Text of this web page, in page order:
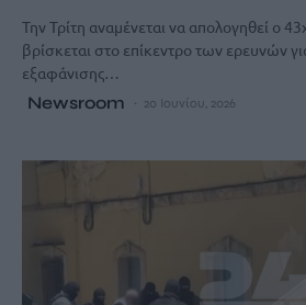
Την Τρίτη αναμένεται να απολογηθεί ο
βρίσκεται στο επίκεντρο των ερευνών
εξαφάνισης…
Newsroom 20 Ιουνίου, 2026